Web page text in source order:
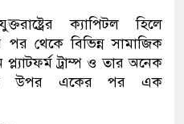
ক্যাপিটল হিলে
পর থেকে বিভিন্ন সামাজিক
ট্রাম্প ও তার অনেক
উপর একের পর এক